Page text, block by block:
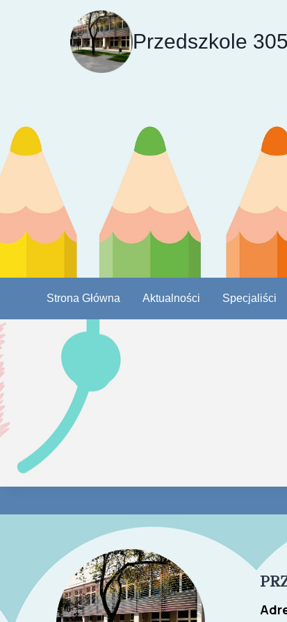
Przedszkole 305
Strona Główna Aktualności Specjaliści